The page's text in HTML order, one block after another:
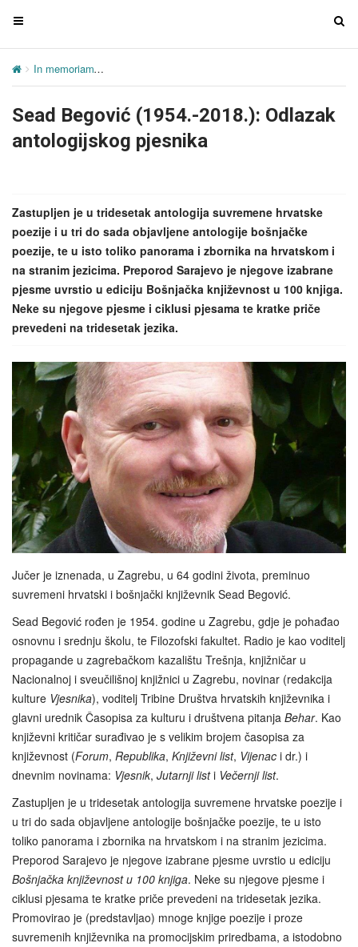
T
g
e
n
g
a
t
i
o
n
T
e
t
o
In memoriam
Sead Begović (1954.-2018.): Odlazak
antologijskog pjesnika
Zastupljen je u tridesetak antologija suvremene hrvatske
poezije i u tri do sada objavljene antologije bošnjačke
poezije, te u isto toliko panorama i zbornika na hrvatskom i
na stranim jezicima. Preporod Sarajevo je njegove izabrane
pjesme uvrstio u ediciju Bošnjačka književnost u 100 knjiga.
Neke su njegove pjesme i ciklusi pjesama te kratke priče
prevedeni na tridesetak jezika.
Jučer je iznenada, u Zagrebu, u 64 godini života, preminuo
suvremeni hrvatski i bošnjački književnik Sead Begović.
Sead Begović rođen je 1954. godine u Zagrebu, gdje je pohađao
osnovnu i srednju školu, te Filozofski fakultet. Radio je kao voditelj
propagande u zagrebačkom kazalištu Trešnja, knjižničar u
Nacionalnoj i sveučilišnoj knjižnici u Zagrebu, novinar (redakcija
kulture Vjesnika), voditelj Tribine Društva hrvatskih književnika i
glavni urednik Časopisa za kulturu i društvena pitanja Behar. Kao
književni kritičar surađivao je s velikim brojem časopisa za
književnost (Forum, Republika, Književni list, Vijenac i dr.) i
dnevnim novinama: Vjesnik, Jutarnji listi Večernji list.
Zastupljen je u tridesetak antologija suvremene hrvatske poezije i
u tri do sada objavljene antologije bošnjačke poezije, te u isto
toliko panorama i zbornika na hrvatskom i na stranim jezicima.
Preporod Sarajevo je njegove izabrane pjesme uvrstio u ediciju
Bošnjačka književnost u 100 knjiga. Neke su njegove pjesme i
ciklusi pjesama te kratke priče prevedeni na tridesetak jezika.
Promovirao je (predstavljao) mnoge knjige poezije i proze
suvremenih književnika na promocijskim priredbama, a istodobno